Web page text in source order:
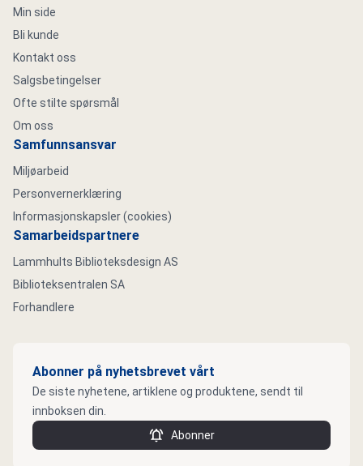
Min side
Bli kunde
Kontakt oss
Salgsbetingelser
Ofte stilte spørsmål
Om oss
Samfunnsansvar
Miljøarbeid
Personvernerklæring
Informasjonskapsler (cookies)
Samarbeidspartnere
Lammhults Biblioteksdesign AS
Biblioteksentralen SA
Forhandlere
Abonner på nyhetsbrevet vårt
De siste nyhetene, artiklene og produktene, sendt til
innboksen din.
Abonner